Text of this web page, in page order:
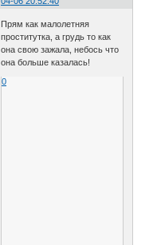
Прям как малолетняя
проститутка, а грудь то как
она свою зажала, небось что
она больше казалась!
0